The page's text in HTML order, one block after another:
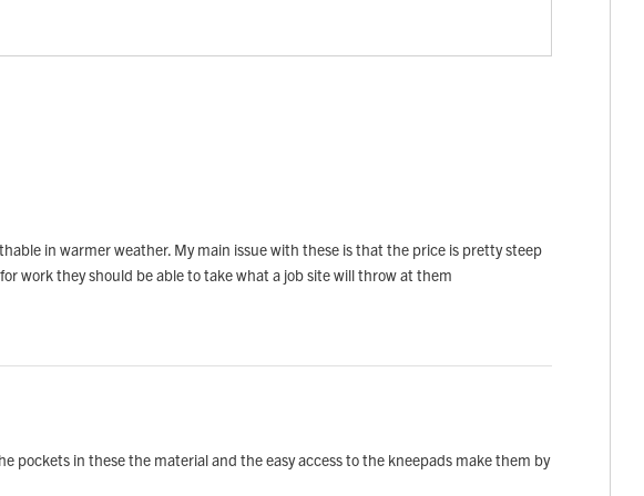
in warmer weather. My main issue with these is that the price is pretty steep
work they should be able to take what a job site will throw at them
pockets in these the material and the easy access to the kneepads make them by